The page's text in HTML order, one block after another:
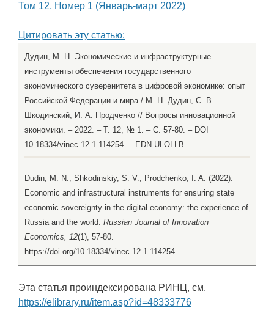
Том 12, Номер 1 (Январь-март 2022)
Цитировать эту статью:
Дудин, М. Н. Экономические и инфраструктурные
инструменты обеспечения государственного
экономического суверенитета в цифровой экономике: опыт
Российской Федерации и мира / М. Н. Дудин, С. В.
Шкодинский, И. А. Продченко // Вопросы инновационной
экономики. – 2022. – Т. 12, № 1. – С. 57-80. – DOI
10.18334/vinec.12.1.114254. – EDN ULOLLB.
Dudin, M. N., Shkodinskiy, S. V., Prodchenko, I. A. (2022).
Economic and infrastructural instruments for ensuring state
economic sovereignty in the digital economy: the experience of
Russia and the world. Russian Journal of Innovation
Economics, 12(1), 57-80.
https://doi.org/10.18334/vinec.12.1.114254
Эта статья проиндексирована РИНЦ, см.
https://elibrary.ru/item.asp?id=48333776